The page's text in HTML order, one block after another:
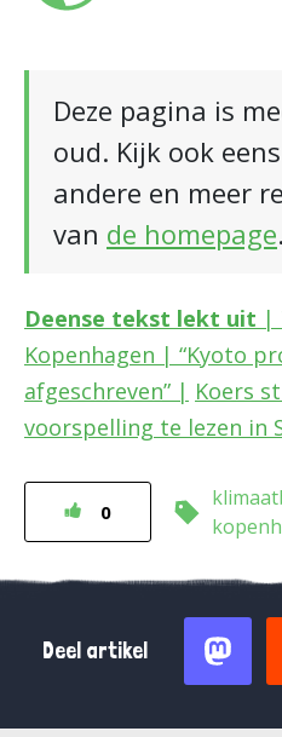
Deze pagina is
oud. Kijk ook
andere en meer
van de homepage.
Deense tekst lekt uit |
Kopenhagen | “Kyoto
afgeschreven” | Koers
voorspelling te lezen in
0
Deel artikel